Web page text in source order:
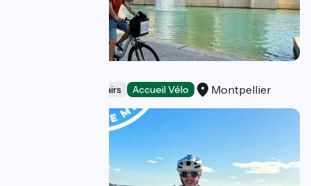
Bicycle rentals/ repairs Accueil Vélo Montpellier